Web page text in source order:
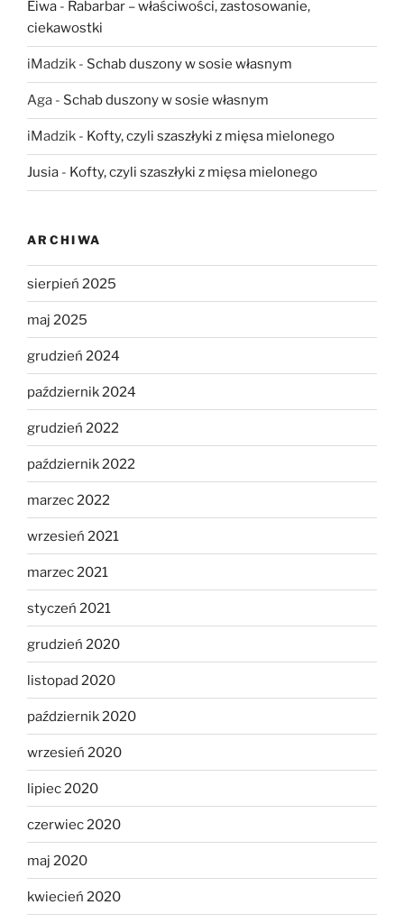
Eiwa - Rabarbar – właściwości, zastosowanie,
ciekawostki
iMadzik - Schab duszony w sosie własnym
Aga - Schab duszony w sosie własnym
iMadzik - Kofty, czyli szaszłyki z mięsa mielonego
Jusia - Kofty, czyli szaszłyki z mięsa mielonego
ARCHIWA
sierpień 2025
maj 2025
grudzień 2024
październik 2024
grudzień 2022
październik 2022
marzec 2022
wrzesień 2021
marzec 2021
styczeń 2021
grudzień 2020
listopad 2020
październik 2020
wrzesień 2020
lipiec 2020
czerwiec 2020
maj 2020
kwiecień 2020